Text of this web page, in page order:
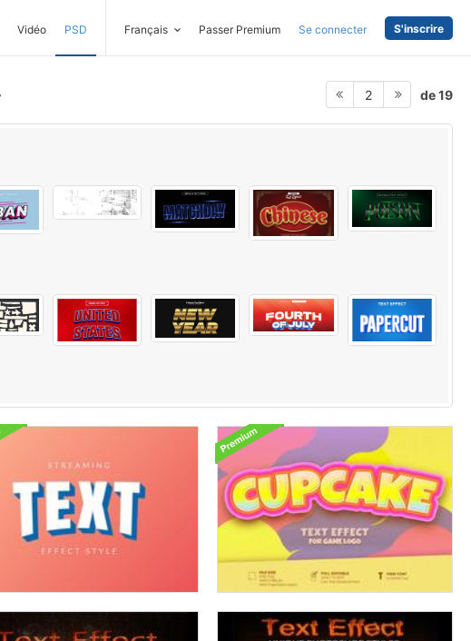
Vidéo PSD Français Passer Premium Se connecter S'inscrire
2 de 19